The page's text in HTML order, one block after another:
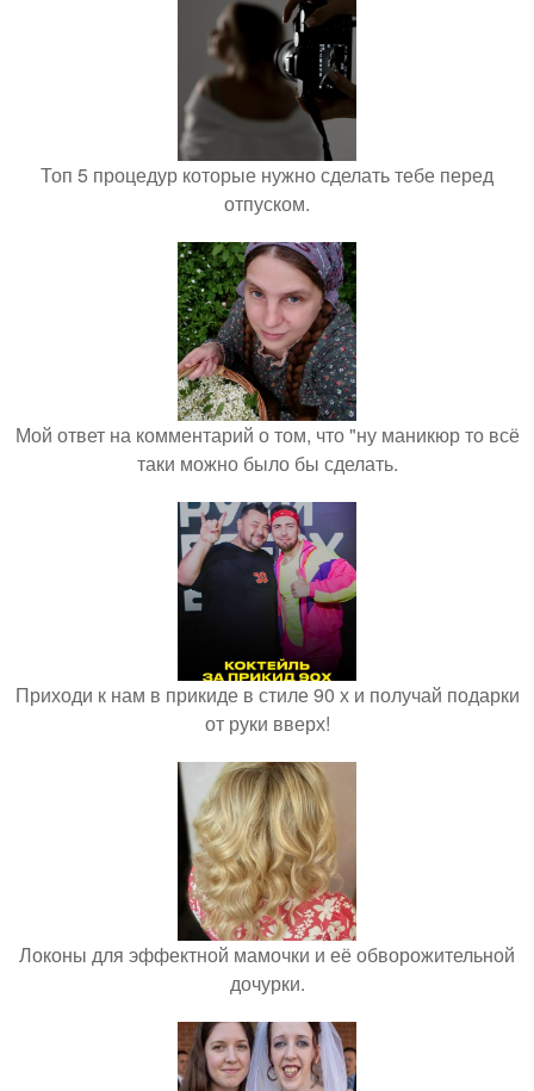
Топ 5 процедур которые нужно сделать тебе перед
отпуском.
Мой ответ на комментарий о том, что "ну маникюр то всё
таки можно было бы сделать.
Приходи к нам в прикиде в стиле 90 х и получай подарки
от руки вверх!
Локоны для эффектной мамочки и её обворожительной
дочурки.